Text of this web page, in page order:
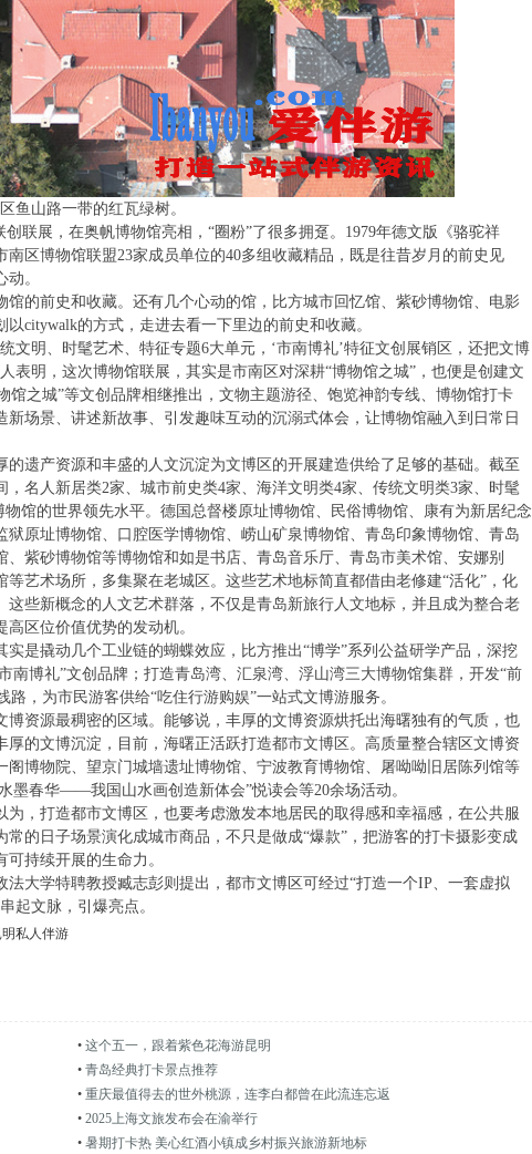
鱼山路一带的红瓦绿树。
联展，在奥帆博物馆亮相，“圈粉”了很多拥趸。1979年德文版《骆驼祥
区博物馆联盟23家成员单位的40多组收藏精品，既是往昔岁月的前史见
。
的前史和收藏。还有几个心动的馆，比方城市回忆馆、紫砂博物馆、电影
citywalk的方式，走进去看一下里边的前史和收藏。
文明、时髦艺术、特征专题6大单元，‘市南博礼’特征文创展销区，还把文博
表明，这次博物馆联展，其实是市南区对深耕“博物馆之城”，也便是创建文
馆之城”等文创品牌相继推出，文物主题游径、饱览神韵专线、博物馆打卡
场景、讲述新故事、引发趣味互动的沉溺式体会，让博物馆融入到日常日
遗产资源和丰盛的人文沉淀为文博区的开展建造供给了足够的基础。截至
名人新居类2家、城市前史类4家、海洋文明类4家、传统文明类3家、时髦
馆的世界领先水平。德国总督楼原址博物馆、民俗博物馆、康有为新居纪念
原址博物馆、口腔医学博物馆、崂山矿泉博物馆、青岛印象博物馆、青岛
紫砂博物馆等博物馆和如是书店、青岛音乐厅、青岛市美术馆、安娜别
艺术场所，多集聚在老城区。这些艺术地标简直都借由老修建“活化”，化
些新概念的人文艺术群落，不仅是青岛新旅行人文地标，并且成为整合老
区位价值优势的发动机。
是撬动几个工业链的蝴蝶效应，比方推出“博学”系列公益研学产品，深挖
南博礼”文创品牌；打造青岛湾、汇泉湾、浮山湾三大博物馆集群，开发“前
，为市民游客供给“吃住行游购娱”一站式文博游服务。
资源最稠密的区域。能够说，丰厚的文博资源烘托出海曙独有的气质，也
的文博沉淀，目前，海曙正活跃打造都市文博区。高质量整合辖区文博资
博物院、望京门城墙遗址博物馆、宁波教育博物馆、屠呦呦旧居陈列馆等
墨春华——我国山水画创造新体会”悦读会等20余场活动。
，打造都市文博区，也要考虑激发本地居民的取得感和幸福感，在公共服
的日子场景演化成城市商品，不只是做成“爆款”，把游客的打卡摄影变成
持续开展的生命力。
大学特聘教授臧志彭则提出，都市文博区可经过“打造一个IP、一套虚拟
起文脉，引爆亮点。
明私人伴游
• 这个五一，跟着紫色花海游昆明
• 青岛经典打卡景点推荐
• 重庆最值得去的世外桃源，连李白都曾在此流连忘返
• 2025上海文旅发布会在渝举行
• 暑期打卡热 美心红酒小镇成乡村振兴旅游新地标